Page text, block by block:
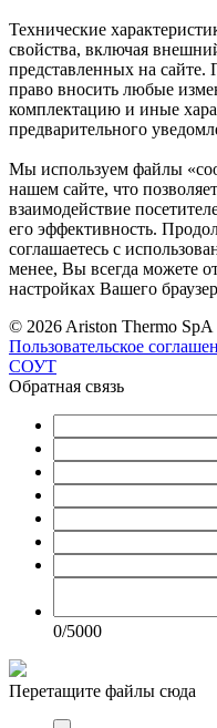
Технические
свойства, включая
представленных на сайте.
право вносить любые
комплектацию и иные
предварительного
Мы используем файлы
нашем сайте, что
взаимодействие
его эффективность.
соглашаетесь с
менее, Вы всегда можете
настройках Вашего
© 2026 Ariston Thermo SpA
Пользовательское
СОУТ
Обратная связь
0/5000
Перетащите файлы сюда